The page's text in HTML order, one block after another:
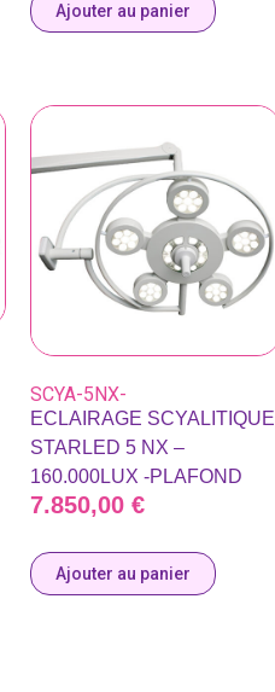
Ajouter au panier
SCYA-5NX-
ECLAIRAGE SCYALITIQUE
STARLED 5 NX –
160.000LUX -PLAFOND
7.850,00 €
Ajouter au panier